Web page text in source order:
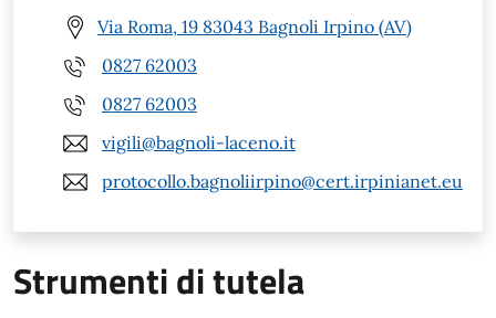
Via Roma, 19 83043 Bagnoli Irpino (AV)
0827 62003
0827 62003
vigili@bagnoli-laceno.it
protocollo.bagnoliirpino@cert.irpinianet.eu
Strumenti di tutela